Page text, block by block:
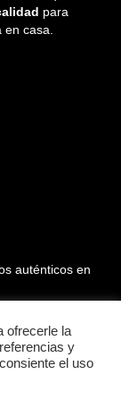
para
casa.
auténticos en
ofrecerle la
y
el uso